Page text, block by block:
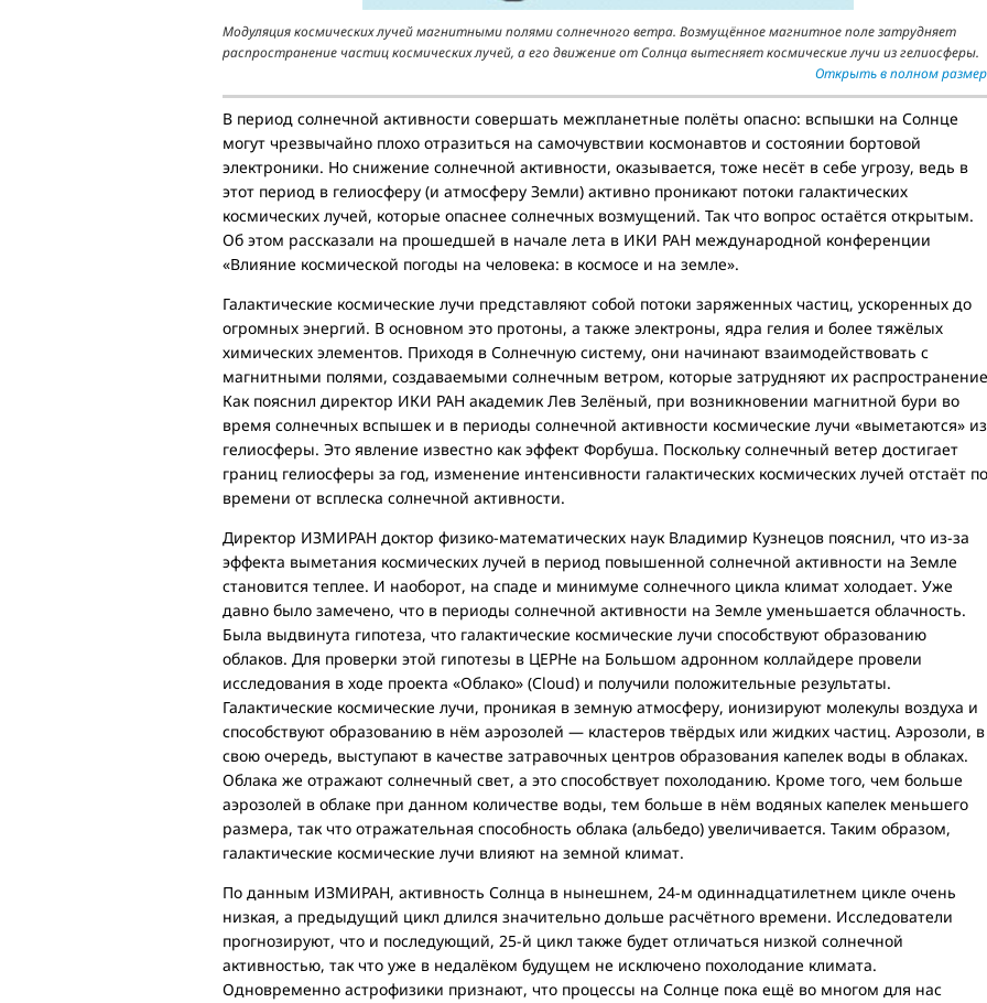
Модуляция космических лучей магнитными полями солнечного ветра. Возмущённое магнитное поле затрудняет
распространение частиц космических лучей, а его движение от Солнца вытесняет космические лучи из гелиосферы.
Открыть в полном
В период солнечной активности совершать межпланетные полёты опасно: вспышки на Солнце
могут чрезвычайно плохо отразиться на самочувствии космонавтов и состоянии бортовой
электроники. Но снижение солнечной активности, оказывается, тоже несёт в себе угрозу, ведь в
этот период в гелиосферу (и атмосферу Земли) активно проникают потоки галактических
космических лучей, которые опаснее солнечных возмущений. Так что вопрос остаётся открытым.
Об этом рассказали на прошедшей в начале лета в ИКИ РАН международной конференции
«Влияние космической погоды на человека: в космосе и на земле».
Галактические космические лучи представляют собой потоки заряженных частиц, ускоренных до
огромных энергий. В основном это протоны, а также электроны, ядра гелия и более тяжёлых
химических элементов. Приходя в Солнечную систему, они начинают взаимодействовать с
магнитными полями, создаваемыми солнечным ветром, которые затрудняют их
Как пояснил директор ИКИ РАН академик Лев Зелёный, при возникновении магнитной бури во
время солнечных вспышек и в периоды солнечной активности космические лучи «выметаются» из
гелиосферы. Это явление известно как эффект Форбуша. Поскольку солнечный ветер достигает
границ гелиосферы за год, изменение интенсивности галактических космических лучей отстаёт по
времени от всплеска солнечной активности.
Директор ИЗМИРАН доктор физико-математических наук Владимир Кузнецов пояснил, что из-за
эффекта выметания космических лучей в период повышенной солнечной активности на Земле
становится теплее. И наоборот, на спаде и минимуме солнечного цикла климат холодает. Уже
давно было замечено, что в периоды солнечной активности на Земле уменьшается облачность.
Была выдвинута гипотеза, что галактические космические лучи способствуют образованию
облаков. Для проверки этой гипотезы в ЦЕРНе на Большом адронном коллайдере провели
исследования в ходе проекта «Облако» (Cloud) и получили положительные результаты.
Галактические космические лучи, проникая в земную атмосферу, ионизируют молекулы воздуха и
способствуют образованию в нём аэрозолей — кластеров твёрдых или жидких частиц. Аэрозоли, в
свою очередь, выступают в качестве затравочных центров образования капелек воды в облаках.
Облака же отражают солнечный свет, а это способствует похолоданию. Кроме того, чем больше
аэрозолей в облаке при данном количестве воды, тем больше в нём водяных капелек меньшего
размера, так что отражательная способность облака (альбедо) увеличивается. Таким образом,
галактические космические лучи влияют на земной климат.
По данным ИЗМИРАН, активность Солнца в нынешнем, 24-м одиннадцатилетнем цикле очень
низкая, а предыдущий цикл длился значительно дольше расчётного времени. Исследователи
прогнозируют, что и последующий, 25-й цикл также будет отличаться низкой солнечной
активностью, так что уже в недалёком будущем не исключено похолодание климата.
Одновременно астрофизики признают, что процессы на Солнце пока ещё во многом для нас